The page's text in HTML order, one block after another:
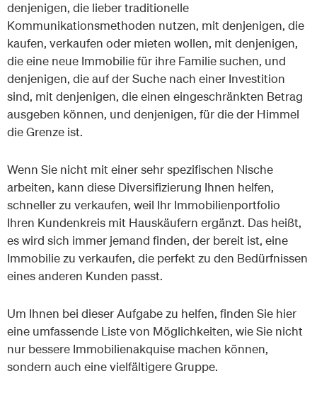
denjenigen, die lieber traditionelle
Kommunikationsmethoden nutzen, mit denjenigen, die
kaufen, verkaufen oder mieten wollen, mit denjenigen,
die eine neue Immobilie für ihre Familie suchen, und
denjenigen, die auf der Suche nach einer Investition
sind, mit denjenigen, die einen eingeschränkten Betrag
ausgeben können, und denjenigen, für die der Himmel
die Grenze ist.
Wenn Sie nicht mit einer sehr spezifischen Nische
arbeiten, kann diese Diversifizierung Ihnen helfen,
schneller zu verkaufen, weil Ihr Immobilienportfolio
Ihren Kundenkreis mit Hauskäufern ergänzt. Das heißt,
es wird sich immer jemand finden, der bereit ist, eine
Immobilie zu verkaufen, die perfekt zu den Bedürfnissen
eines anderen Kunden passt.
Um Ihnen bei dieser Aufgabe zu helfen, finden Sie hier
eine umfassende Liste von Möglichkeiten, wie Sie nicht
nur bessere Immobilienakquise machen können,
sondern auch eine vielfältigere Gruppe.